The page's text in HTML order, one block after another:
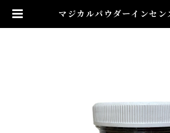
マジカルパウダーインセ